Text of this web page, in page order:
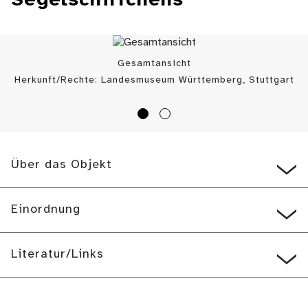
Gesamtansicht
Herkunft/Rechte: Landesmuseum Württemberg, Stuttgart
Über das Objekt
Einordnung
Literatur/Links